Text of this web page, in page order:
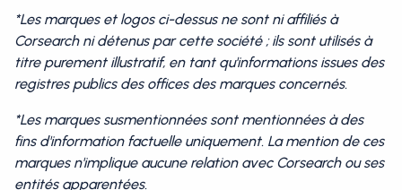
*Les marques et logos ci-dessus ne sont ni affiliés à
Corsearch ni détenus par cette société ; ils sont utilisés à
titre purement illustratif, en tant qu'informations issues des
registres publics des offices des marques concernés.
*Les marques susmentionnées sont mentionnées à des
fins d'information factuelle uniquement. La mention de ces
marques n'implique aucune relation avec Corsearch ou ses
entités apparentées.